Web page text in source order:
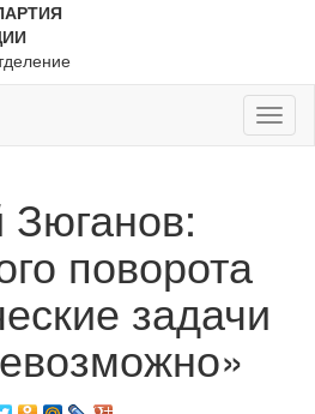
Зюганов:
поворота
задачи